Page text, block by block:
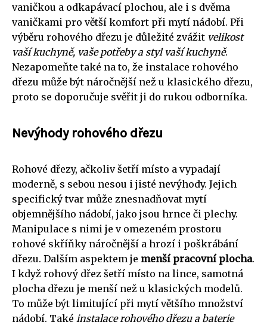
vaničkou a odkapávací plochou, ale i s dvěma
vaničkami pro větší komfort při mytí nádobí. Při
výběru rohového dřezu je důležité zvážit velikost
vaší kuchyně, vaše potřeby a styl vaší kuchyně.
Nezapomeňte také na to, že instalace rohového
dřezu může být náročnější než u klasického dřezu,
proto se doporučuje svěřit ji do rukou odborníka.
Nevýhody rohového dřezu
Rohové dřezy, ačkoliv šetří místo a vypadají
moderně, s sebou nesou i jisté nevýhody. Jejich
specifický tvar může znesnadňovat mytí
objemnějšího nádobí, jako jsou hrnce či plechy.
Manipulace s nimi je v omezeném prostoru
rohové skříňky náročnější a hrozí i poškrábání
dřezu. Dalším aspektem je menší pracovní plocha.
I když rohový dřez šetří místo na lince, samotná
plocha dřezu je menší než u klasických modelů.
To může být limitující při mytí většího množství
nádobí. Také instalace rohového dřezu a baterie